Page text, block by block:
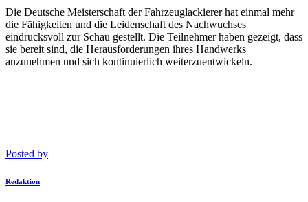
Die Deutsche Meisterschaft der Fahrzeuglackierer hat einmal mehr
die Fähigkeiten und die Leidenschaft des Nachwuchses
eindrucksvoll zur Schau gestellt. Die Teilnehmer haben gezeigt, dass
sie bereit sind, die Herausforderungen ihres Handwerks
anzunehmen und sich kontinuierlich weiterzuentwickeln.
Posted by
Redaktion